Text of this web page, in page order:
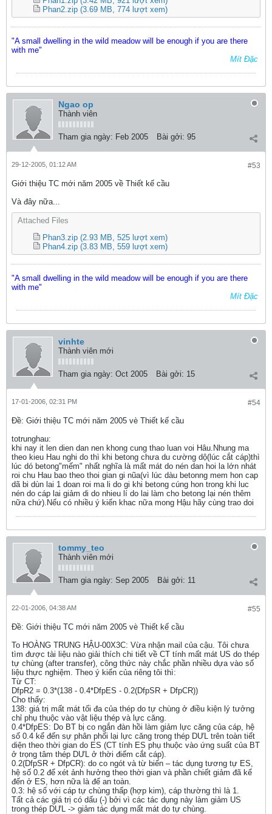
Phan2.zip (3.69 MB, 774 lượt xem)
"A small dwelling in the wild meadow will be enough if you are there
with me"
Mít Đặc
Ngao op
Thành viên
Tham gia ngày: Feb 2005 Bài gởi: 95
#53
29-12-2005, 01:12 AM
Giới thiệu TC mới năm 2005 về Thiết kế cầu
Và đây nữa...
Attached Files
Phan3.zip (2.93 MB, 525 lượt xem)
Phan4.zip (3.83 MB, 559 lượt xem)
"A small dwelling in the wild meadow will be enough if you are there
with me"
Mít Đặc
vinhte
Thành viên mới
Tham gia ngày: Oct 2005 Bài gởi: 15
#54
17-01-2006, 02:31 PM
Ðề: Giới thiệu TC mới năm 2005 vè Thiết kế cầu
totrunghau:
khi nay it len dien dan nen khong cung thao luan voi Hâu.Nhung ma
theo kieu Hau nghi do thì khi betong chưa du cường dộ(lúc cắt cáp)thì
lúc dó betong"mếm" nhất nghĩa là mất mát do nén dan hoi la lớn nhát
roi chu Hau bao theo thoi gian gi nũa(vì lúc dàu betonng mem hon cap
dã bi dùn lai 1 doan roi ma li do gi khi betong cúng hon trong khi luc
nén do cáp lai giảm di do nhieu lí do lai làm cho betong lại nén thêm
nữa chứ).Nếu có nhiều ý kiến khac nữa mong Hậu hãy cùng trao doi
tommy_teo
Thành viên mới
Tham gia ngày: Sep 2005 Bài gởi: 11
#55
22-01-2006, 04:38 AM
Ðề: Giới thiệu TC mới năm 2005 vè Thiết kế cầu
To HOÀNG TRUNG HẬU-00X3C: Vừa nhận mail của cậu. Tôi chưa
tìm được tài liệu nào giải thích chi tiết về CT tính mất mát US do thép
tự chùng (after transfer), công thức này chắc phần nhiều dựa vào số
liệu thực nghiệm. Theo ý kiến của riêng tôi thì:
Từ CT:
DfpR2 = 0.3*(138 - 0.4*DfpES - 0.2(DfpSR + DfpCR))
Cho thấy:
138: giá trị mất mát tối đa của thép do tự chùng ở điều kiện lý tưởng
chỉ phụ thuộc vào vật liệu thép và lực căng.
0.4*DfpES: Do BT bị co ngắn đàn hồi làm giảm lực căng của cáp, hệ
số 0.4 kể đến sự phân phối lại lực căng trong thép DƯL trên toàn tiết
diện theo thời gian do ES (CT tính ES phụ thuộc vào ứng suất của BT
ở trọng tâm thép DƯL ở thời điểm cắt cáp).
0.2(DfpSR + DfpCR): do co ngót và từ biến – tác dụng tương tự ES,
hệ số 0.2 để xét ảnh hưởng theo thời gian và phần chiết giảm đã kể
đến ở ES, hơn nữa là để an toàn.
0.3: hệ số với cáp tự chùng thấp (hợp kim), cáp thường thì là 1.
Tất cả các giá trị có dấu (-) bởi vì các tác dụng này làm giảm US
trong thép DƯL -> giảm tác dụng mất mát do tự chùng.